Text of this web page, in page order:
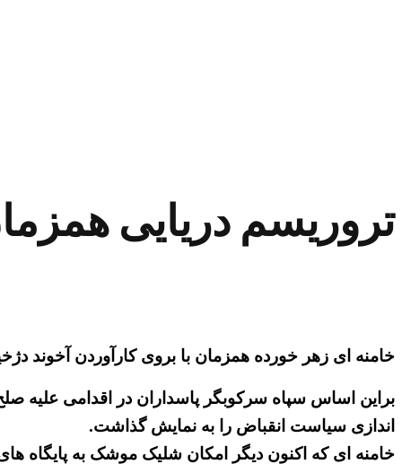
تروریسم دریایی
خامنه ای زهر خورده همزمان با بروی کارآوردن آخوند
براین اساس سپاه سرکوبگر پاسداران در اقدامی علیه
اندازی سیاست انقباض را به نمایش گذاشت.
خامنه ای که اکنون دیگر امکان شلیک موشک به پایگاه